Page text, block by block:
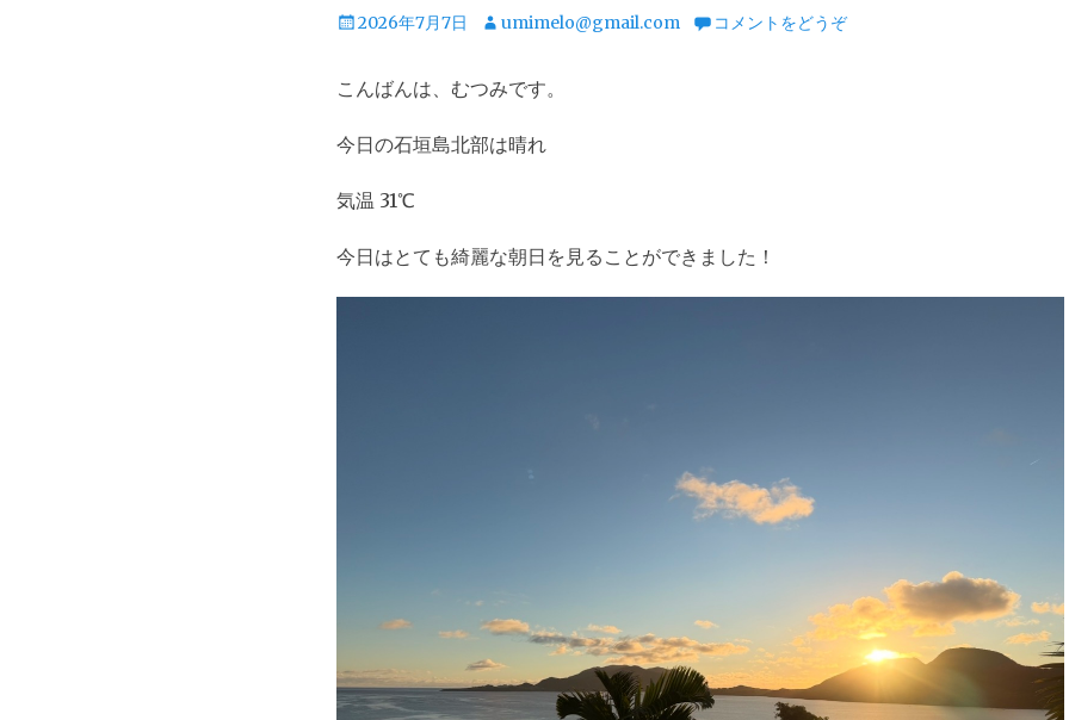
投 2026年7月7日
投 umimelo@gmail.com コメントをどうぞ
こんばんは、むつみです。
今日の石垣島北部は晴れ
気温 31℃
今日はとても綺麗な朝日を見ることができました！